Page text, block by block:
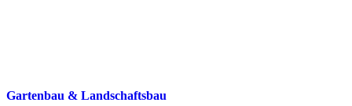
Gartenbau & Landschaftsbau